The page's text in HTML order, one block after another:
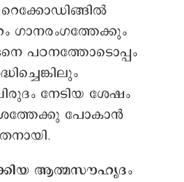
റെക്കോഡിങ്ങിൽ
ഗാനരംഗത്തേക്കും
പഠനത്തോടൊപ്പം
നേടിയ ശേഷം
പോകാൻ
ആത്മസൗഹൃദം